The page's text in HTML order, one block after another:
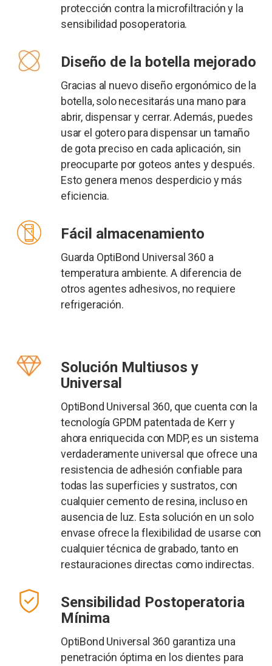
protección contra la microfiltración y la
sensibilidad posoperatoria.
Diseño de la botella mejorado
Gracias al nuevo diseño ergonómico de la
botella, solo necesitarás una mano para
abrir, dispensar y cerrar. Además, puedes
usar el gotero para dispensar un tamaño
de gota preciso en cada aplicación, sin
preocuparte por goteos antes y después.
Esto genera menos desperdicio y más
eficiencia.
Fácil almacenamiento
Guarda OptiBond Universal 360 a
temperatura ambiente. A diferencia de
otros agentes adhesivos, no requiere
refrigeración.
Solución Multiusos y
Universal
OptiBond Universal 360, que cuenta con la
tecnología GPDM patentada de Kerr y
ahora enriquecida con MDP, es un sistema
verdaderamente universal que ofrece una
resistencia de adhesión confiable para
todas las superficies y sustratos, con
cualquier cemento de resina, incluso en
ausencia de luz. Esta solución en un solo
envase ofrece la flexibilidad de usarse con
cualquier técnica de grabado, tanto en
restauraciones directas como indirectas.
Sensibilidad Postoperatoria
Mínima
OptiBond Universal 360 garantiza una
penetración óptima en los dientes para